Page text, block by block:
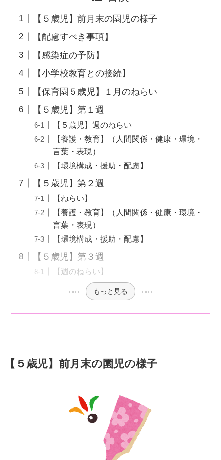
【５歳児】前月末の園児の様子
【配慮すべき事項】
【感染症の予防】
【小学校教育との接続】
【保育園５歳児】１月のねらい
【５歳児】第１週
【５歳児】週のねらい
【養護・教育】（人間関係・健康・環境・
言葉・表現）
【環境構成・援助・配慮】
【５歳児】第２週
【ねらい】
【養護・教育】（人間関係・健康・環境・
言葉・表現）
【環境構成・援助・配慮】
【５歳児】第３週
【週のねらい】
もっと見る
【５歳児】 前月末の園児の様子